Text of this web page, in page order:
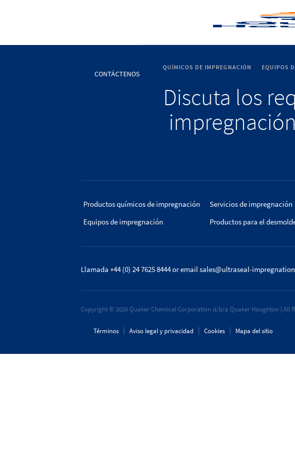
QUÍMICOS DE IMPREGNACIÓN EQUIPOS
CONTÁCTENOS
Discuta los
Productos químicos de impregnación
Equipos de impregnación
Servicios de impregnación
Productos para el
Llamada +44 (0) 24 7625 8444or emailsales@ultraseal-
Copyright © 2026 Quaker Chemical Corporation d/b/a Quaker Houghton | All
Términos Aviso legal y privacidad Cookies Mapa del sitio